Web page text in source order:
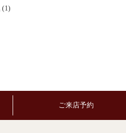
(1)
ご来店予約